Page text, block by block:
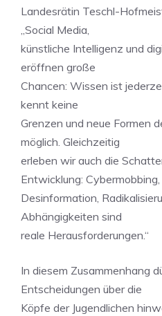
Landesrätin Teschl-
„Social Media,
künstliche Intelligenz und
eröffnen große
Chancen: Wissen ist
kennt keine
Grenzen und neue Formen
möglich. Gleichzeitig
erleben wir auch die
Entwicklung: Cybermobbing,
Desinformation,
Abhängigkeiten sind
reale Herausforderungen.“
In diesem Zusammenhang
Entscheidungen über die
Köpfe der Jugendlichen